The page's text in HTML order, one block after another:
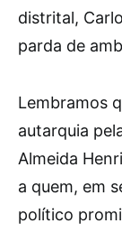
distrital,
parda de
Lembramos
autarquia
Almeida
a quem, em
político